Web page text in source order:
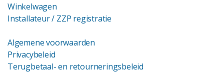
Winkelwagen
Installateur / ZZP registratie
Algemene voorwaarden
Privacybeleid
Terugbetaal- en retourneringsbeleid